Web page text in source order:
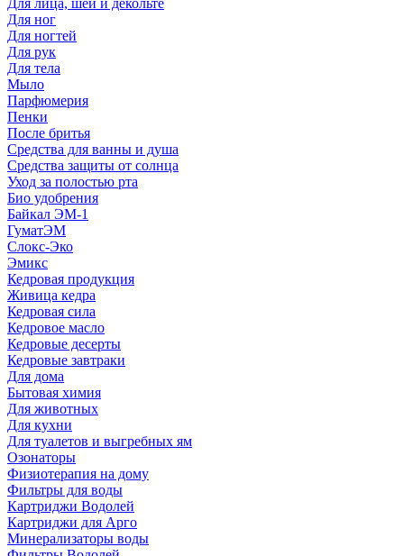
Для ног
Для ногтей
Для рук
Для тела
Мыло
Парфюмерия
Пенки
После бритья
Средства для ванны и душа
Средства защиты от солнца
Уход за полостью рта
Био удобрения
Байкал ЭМ-1
ГуматЭМ
Слокс-Эко
Эмикс
Кедровая продукция
Живица кедра
Кедровая сила
Кедровое масло
Кедровые десерты
Кедровые завтраки
Для дома
Бытовая химия
Для животных
Для кухни
Для туалетов и выгребных ям
Озонаторы
Физиотерапия на дому
Фильтры для воды
Картриджи Водолей
Картриджи для Арго
Минерализаторы воды